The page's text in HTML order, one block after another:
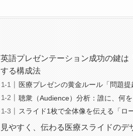
英語プレゼンテーション成功の鍵
する構成法
医療プレゼンの黄金ルール「問題
聴衆（Audience）分析：誰に、何
スライド1枚で全体像を伝える「ロ
見やすく、伝わる医療スライドの